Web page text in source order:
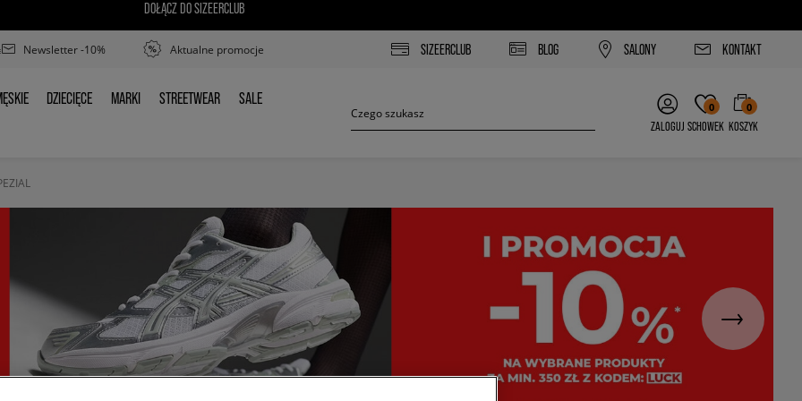
DOŁĄCZ DO SIZEERCLUB
Newsletter -10% Aktualne promocje SIZEERCLUB BLOG SALONY KONTAKT
DZIECIĘCE
DZIECIĘCE MARKI
MARKI STREETWEAR
STREETWEAR SALE
SALE
ZALOGUJ
0
SCHOWEK
0
KOSZYK